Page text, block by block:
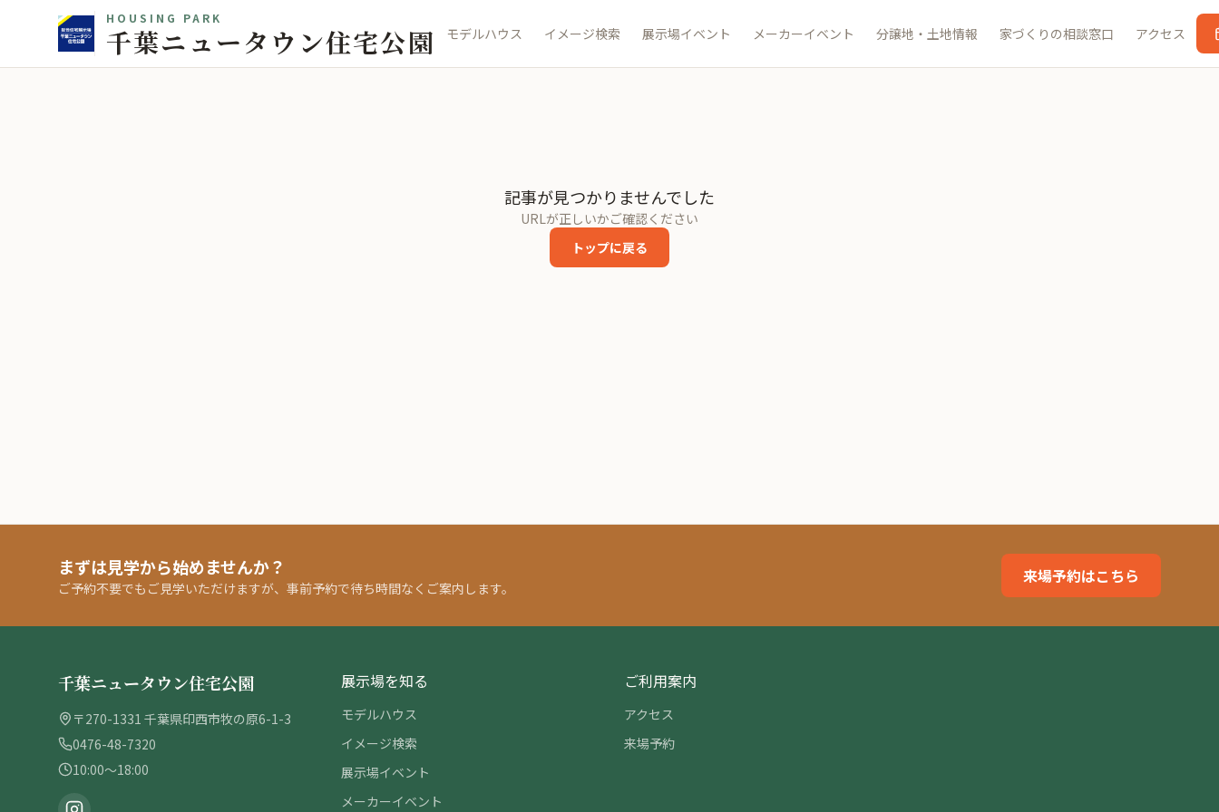
HOUSING PARK
千葉ニュータウン住宅公園 モデルハウス イメージ検索 展示場イベント メーカーイベント 分譲地・土地情報 家づくりの相談窓口 アクセス
記事が見つかりませんでした
URLが正しいかご確認ください
トップに戻る
まずは見学から始めませんか？
ご予約不要でもご見学いただけますが、事前予約で待ち時間なくご案内します。
来場予約はこちら
千葉ニュータウン住宅公園
〒270-1331 千葉県印西市牧の原6-1-3
0476-48-7320
10:00〜18:00
展示場を知る
モデルハウス
イメージ検索
展示場イベント
メーカーイベント
ご利用案内
アクセス
来場予約